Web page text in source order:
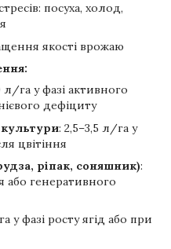
посуха, холод,
якості врожаю
л/га у фазі активного
дефіциту
культури: 2,5–3,5 л/га у
цвітіння
ріпак, соняшник):
або генеративного
у фазі росту ягід або при